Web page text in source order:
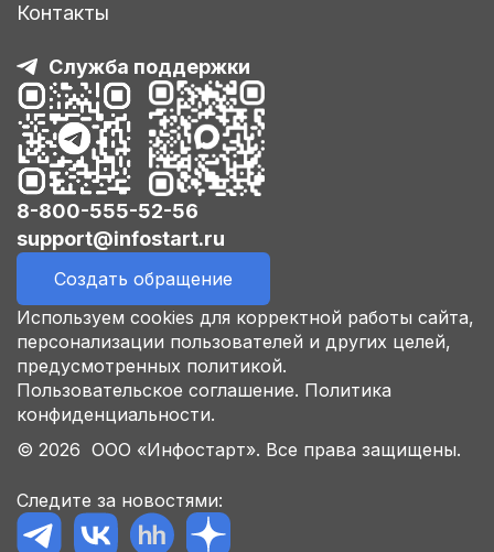
Контакты
Служба поддержки
8-800-555-52-56
support@infostart.ru
Создать обращение
Используем cookies для корректной работы сайта,
персонализации пользователей и других целей,
предусмотренных политикой.
Пользовательское соглашение. Политика
конфиденциальности.
© 2026 ООО «Инфостарт». Все права защищены.
Следите за новостями: